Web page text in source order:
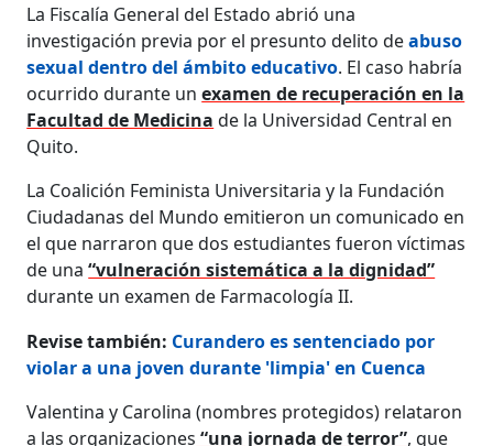
La Fiscalía General del Estado abrió una
investigación previa por el presunto delito deabuso
sexual dentro del ámbito educativo. El caso habría
ocurrido durante unexamen de recuperación en la
Facultad de Medicina de la Universidad Central en
Quito.
La Coalición Feminista Universitaria y la Fundación
Ciudadanas del Mundo emitieron un comunicado en
el que narraron que dos estudiantes fueron víctimas
de una“vulneración sistemática a la dignidad”
durante un examen de Farmacología II.
Revise también: Curandero es sentenciado por
violar a una joven durante 'limpia' en Cuenca
Valentina y Carolina (nombres protegidos) relataron
a las organizaciones “una jornada de terror”, que